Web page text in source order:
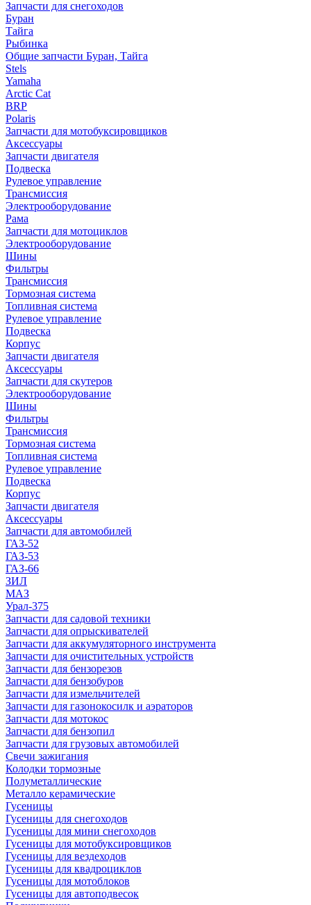
Запчасти для снегоходов
Буран
Тайга
Рыбинка
Общие запчасти Буран, Тайга
Stels
Yamaha
Arctic Cat
BRP
Polaris
Запчасти для мотобуксировщиков
Аксессуары
Запчасти двигателя
Подвеска
Рулевое управление
Трансмиссия
Электрооборудование
Рама
Запчасти для мотоциклов
Электрооборудование
Шины
Фильтры
Трансмиссия
Тормозная система
Топливная система
Рулевое управление
Подвеска
Корпус
Запчасти двигателя
Аксессуары
Запчасти для скутеров
Электрооборудование
Шины
Фильтры
Трансмиссия
Тормозная система
Топливная система
Рулевое управление
Подвеска
Корпус
Запчасти двигателя
Аксессуары
Запчасти для автомобилей
ГАЗ-52
ГАЗ-53
ГАЗ-66
ЗИЛ
МАЗ
Урал-375
Запчасти для садовой техники
Запчасти для опрыскивателей
Запчасти для аккумуляторного инструмента
Запчасти для очистительных устройств
Запчасти для бензорезов
Запчасти для бензобуров
Запчасти для измельчителей
Запчасти для газонокосилк и аэраторов
Запчасти для мотокос
Запчасти для бензопил
Запчасти для грузовых автомобилей
Свечи зажигания
Колодки тормозные
Полуметаллические
Металло керамические
Гусеницы
Гусеницы для снегоходов
Гусеницы для мини снегоходов
Гусеницы для мотобуксировщиков
Гусеницы для вездеходов
Гусеницы для квадроциклов
Гусеницы для мотоблоков
Гусеницы для автоподвесок